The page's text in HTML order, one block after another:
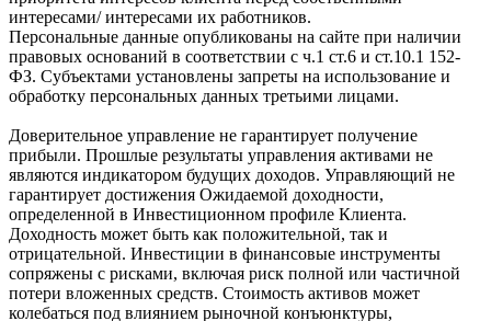
интересами/ интересами их работников.
Персональные данные опубликованы на сайте при наличии
правовых оснований в соответствии с ч.1 ст.6 и ст.10.1 152-
ФЗ. Субъектами установлены запреты на использование и
обработку персональных данных третьими лицами.
Доверительное управление не гарантирует получение
прибыли. Прошлые результаты управления активами не
являются индикатором будущих доходов. Управляющий не
гарантирует достижения Ожидаемой доходности,
определенной в Инвестиционном профиле Клиента.
Доходность может быть как положительной, так и
отрицательной. Инвестиции в финансовые инструменты
сопряжены с рисками, включая риск полной или частичной
потери вложенных средств. Стоимость активов может
колебаться под влиянием рыночной конъюнктуры,